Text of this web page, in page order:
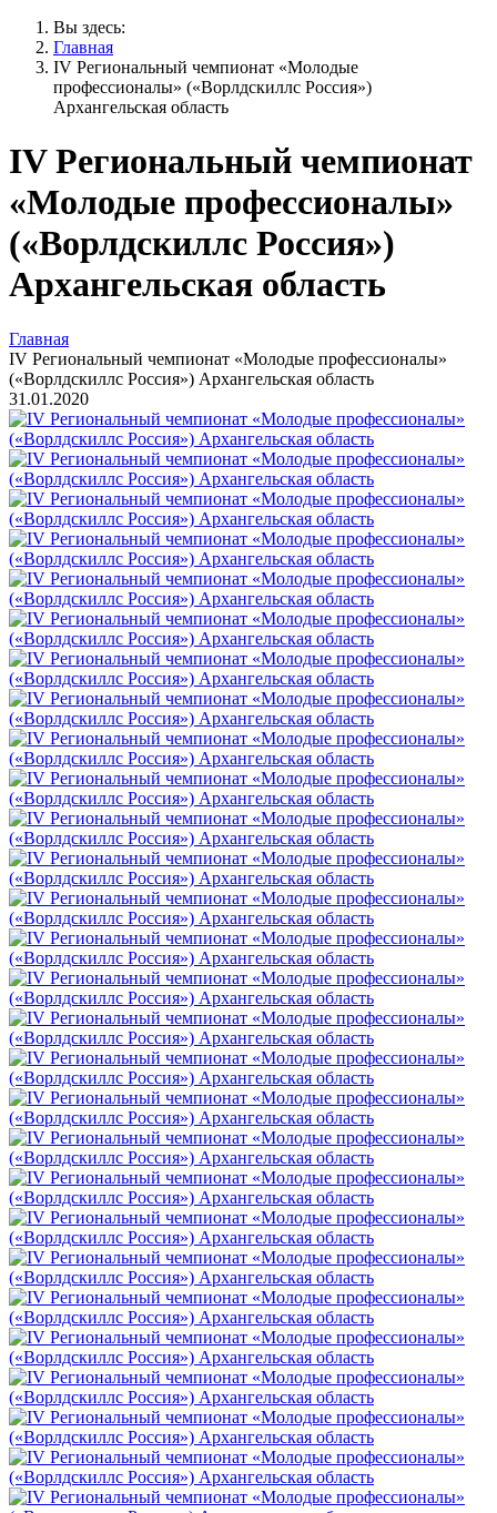
Вы здесь:
Главная
IV Региональный чемпионат «Молодые
профессионалы» («Ворлдскиллс Россия»)
Архангельская область
IV Региональный чемпионат
«Молодые профессионалы»
(«Ворлдскиллс Россия»)
Архангельская область
Главная
IV Региональный чемпионат «Молодые профессионалы»
(«Ворлдскиллс Россия») Архангельская область
31.01.2020